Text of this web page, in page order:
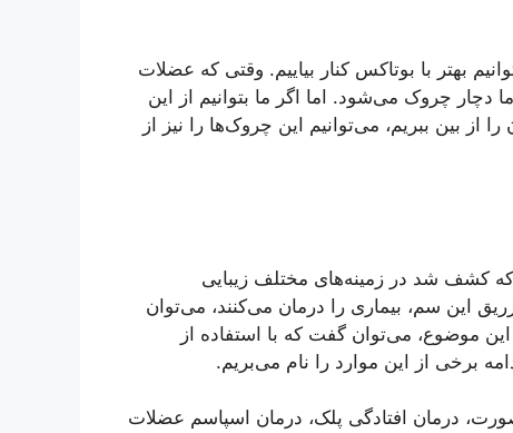
بهتر با بوتاکس کنار بیاییم. وقتی که عضلات
چروک می‌شود. اما اگر ما بتوانیم از این
بین ببریم، می‌توانیم این چروک‌ها را نیز از
که کشف شد در زمینه‌های مختلف زیبایی
این سم، بیماری را درمان می‌کنند، می‌توان
موضوع، می‌توان گفت که با استفاده از
برخی از این موارد را نام می‌بریم.
درمان افتادگی پلک، درمان اسپاسم عضلات